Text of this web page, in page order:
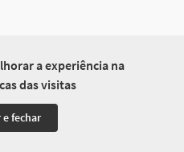
a experiência na
das visitas
fechar